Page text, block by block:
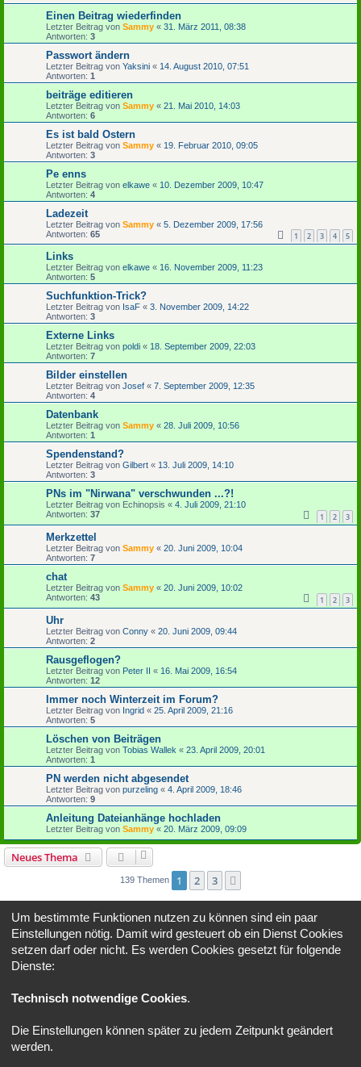
Einen Beitrag wiederfinden
Letzter Beitrag von Sammy « 31. März 2011, 08:38
Antworten: 3
Passwort ändern
Letzter Beitrag von Yaksini « 14. August 2010, 07:51
Antworten: 1
beiträge editieren
Letzter Beitrag von Sammy « 21. Mai 2010, 14:03
Antworten: 6
Es ist bald Ostern
Letzter Beitrag von Sammy « 19. Februar 2010, 09:05
Antworten: 3
Pe enns
Letzter Beitrag von elkawe « 10. Dezember 2009, 10:47
Antworten: 4
Ladezeit
Letzter Beitrag von Sammy « 5. Dezember 2009, 17:56
Antworten: 65 1 2 3 4 5
Links
Letzter Beitrag von elkawe « 16. November 2009, 11:23
Antworten: 5
Suchfunktion-Trick?
Letzter Beitrag von IsaF « 3. November 2009, 14:22
Antworten: 3
Externe Links
Letzter Beitrag von poldi « 18. September 2009, 22:03
Antworten: 7
Bilder einstellen
Letzter Beitrag von Josef « 7. September 2009, 12:35
Antworten: 4
Datenbank
Letzter Beitrag von Sammy « 28. Juli 2009, 10:56
Antworten: 1
Spendenstand?
Letzter Beitrag von Gilbert « 13. Juli 2009, 14:10
Antworten: 3
PNs im "Nirwana" verschwunden ...?!
Letzter Beitrag von Echinopsis « 4. Juli 2009, 21:10
Antworten: 37 1 2 3
Merkzettel
Letzter Beitrag von Sammy « 20. Juni 2009, 10:04
Antworten: 7
chat
Letzter Beitrag von Sammy « 20. Juni 2009, 10:02
Antworten: 43 1 2 3
Uhr
Letzter Beitrag von Conny « 20. Juni 2009, 09:44
Antworten: 2
Rausgeflogen?
Letzter Beitrag von Peter II « 16. Mai 2009, 16:54
Antworten: 12
Immer noch Winterzeit im Forum?
Letzter Beitrag von Ingrid « 25. April 2009, 21:16
Antworten: 5
Löschen von Beiträgen
Letzter Beitrag von Tobias Wallek « 23. April 2009, 20:01
Antworten: 1
PN werden nicht abgesendet
Letzter Beitrag von purzeling « 4. April 2009, 18:46
Antworten: 9
Anleitung Dateianhänge hochladen
Letzter Beitrag von Sammy « 20. März 2009, 09:09
Neues Thema
139 Themen 1 2 3
BERECHTIGUNGEN IN DIESEM FORUM
Du darfstkeine
Du darfstkeine
Du darfst deine Beiträge in diesem Forumnicht
Dateianhänge in diesem Forum erstellen.
Portal Foren-Übersicht Alle Zeiten sindUTC+02:00
Um bestimmte Funktionen nutzen zu können sind ein paar
Einstellungen nötig. Damit wird gesteuert ob ein Dienst Cookies
setzen darf oder nicht. Es werden Cookies gesetzt für folgende
Dienste:
Technisch notwendige Cookies.
Die Einstellungen können später zu jedem Zeitpunkt geändert
werden.